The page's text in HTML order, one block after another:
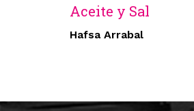
Aceite y Sal
Hafsa Arrabal